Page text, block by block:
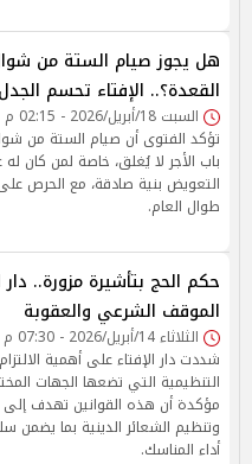
هل يجوز صيام الستة من
القعدة؟.. الإفتاء تحسم الجدل
السبت 18/أبريل/2026 - 02:15 م
تؤكد الفتوى أن صيام الستة من
باب الأجر لا يُغلق، خاصة لمن كان
التعويض بنية صادقة، مع الحرص
طوال العام.
حكم الحج بتأشيرة مزورة.. دار
الموقف الشرعي والعقوبة
الثلاثاء 14/أبريل/2026 - 07:30 م
شددت دار الإفتاء على أهمية الالتزام
التنظيمية التي تضعها الجهات
مؤكدة أن هذه القوانين تهدف إلى
وتنظيم الشعائر الدينية بما يضمن
أداء المناسك.